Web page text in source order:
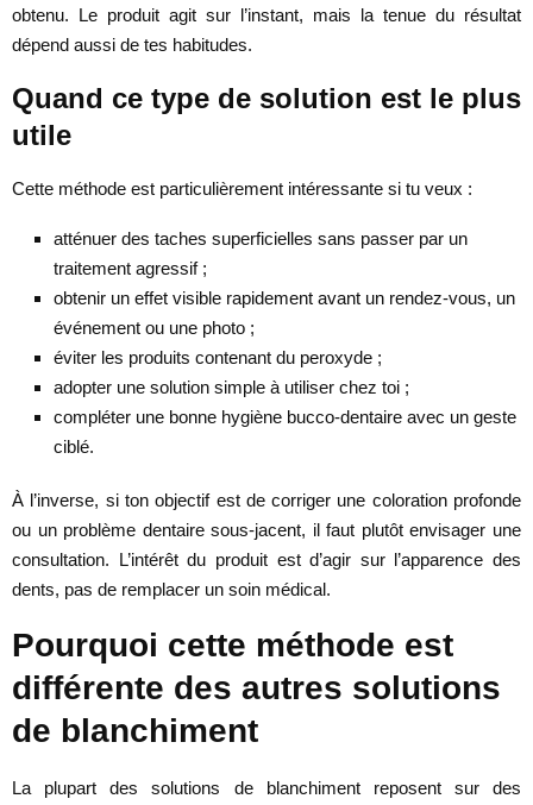
obtenu. Le produit agit sur l’instant, mais la tenue du résultat
dépend aussi de tes habitudes.
Quand ce type de solution est le plus
utile
Cette méthode est particulièrement intéressante si tu veux :
atténuer des taches superficielles sans passer par un
traitement agressif ;
obtenir un effet visible rapidement avant un rendez-vous, un
événement ou une photo ;
éviter les produits contenant du peroxyde ;
adopter une solution simple à utiliser chez toi ;
compléter une bonne hygiène bucco-dentaire avec un geste
ciblé.
À l’inverse, si ton objectif est de corriger une coloration profonde
ou un problème dentaire sous-jacent, il faut plutôt envisager une
consultation. L’intérêt du produit est d’agir sur l’apparence des
dents, pas de remplacer un soin médical.
Pourquoi cette méthode est
différente des autres solutions
de blanchiment
La plupart des solutions de blanchiment reposent sur des